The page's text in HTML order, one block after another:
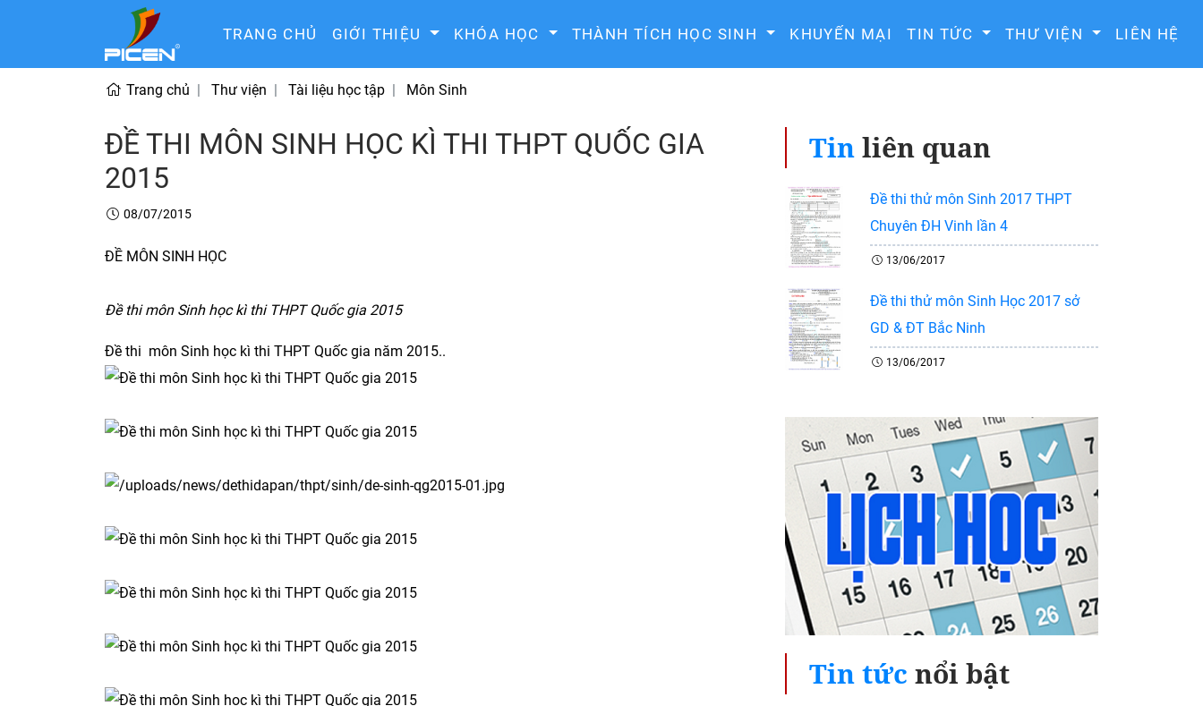
TRANG CHỦ GIỚI THIỆU KHÓA HỌC THÀNH TÍCH HỌC SINH KHUYẾN MẠI TIN TỨC THƯ VIỆN LIÊN HỆ
Trang chủ Thư viện Tài liệu học tập Môn Sinh
ĐỀ THI MÔN SINH HỌC KÌ THI THPT QUỐC GIA
2015
08/07/2015
ĐỀ MÔN SINH HỌC
Đề thi môn Sinh học kì thi THPT Quốc gia 2015
Đề thi môn Sinh học kì thi THPT Quốc gia năm 2015..
Tinliên quan
Đề thi thử môn Sinh 2017 THPT
Chuyên ĐH Vinh lần 4
13/06/2017
Đề thi thử môn Sinh Học 2017 sở
GD & ĐT Bắc Ninh
13/06/2017
Tin tức nổi bật